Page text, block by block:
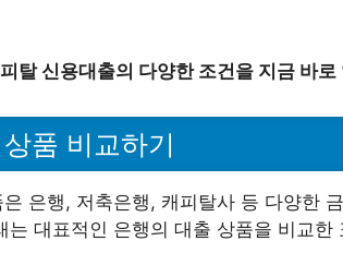
탈 신용대출의 다양한 조건을 지금 바로
품 비교하기
은행, 저축은행, 캐피탈사 등 다양한
는 대표적인 은행의 대출 상품을 비교한